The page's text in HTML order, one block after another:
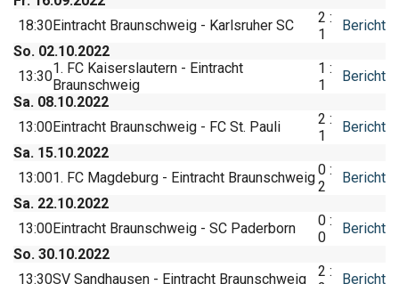
18:30Eintracht Braunschweig - Karlsruher SC
2 :
1
Bericht
So. 02.10.2022
13:301. FC Kaiserslautern - Eintracht
Braunschweig
1 :
1
Bericht
Sa. 08.10.2022
13:00Eintracht Braunschweig - FC St. Pauli
2 :
1
Bericht
Sa. 15.10.2022
13:001. FC Magdeburg - Eintracht Braunschweig0 :
2
Bericht
Sa. 22.10.2022
13:00Eintracht Braunschweig - SC Paderborn
0 :
0
Bericht
So. 30.10.2022
13:30SV Sandhausen - Eintracht Braunschweig
2 :
Bericht